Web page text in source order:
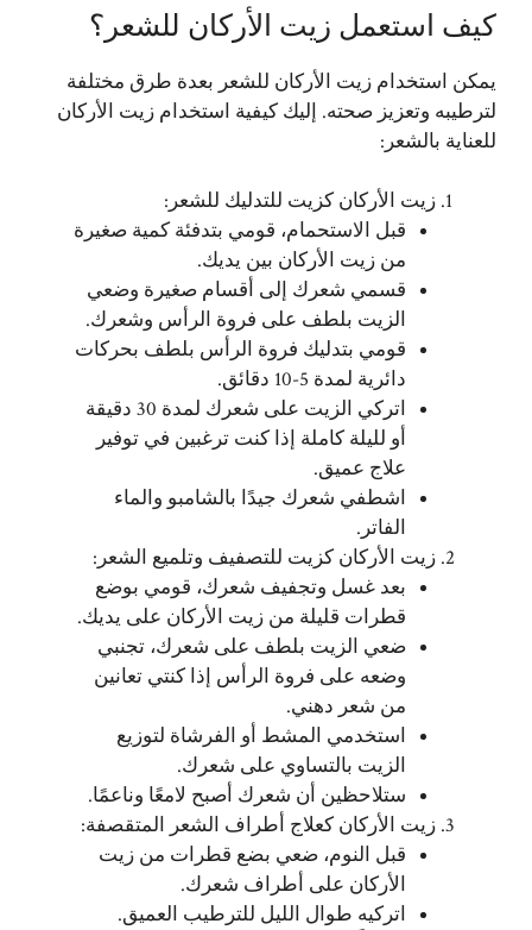
كيف استعمل زيت الأركان للشعر؟
يمكن استخدام زيت الأركان للشعر بعدة طرق مختلفة
لترطيبه وتعزيز صحته. إليك كيفية استخدام زيت الأركان
للعناية بالشعر:
زيت الأركان كزيت للتدليك للشعر:
قبل الاستحمام، قومي بتدفئة كمية صغيرة
من زيت الأركان بين يديك.
قسمي شعرك إلى أقسام صغيرة وضعي
الزيت بلطف على فروة الرأس وشعرك.
قومي بتدليك فروة الرأس بلطف بحركات
دائرية لمدة 5-10 دقائق.
اتركي الزيت على شعرك لمدة 30 دقيقة
أو لليلة كاملة إذا كنت ترغبين في توفير
علاج عميق.
اشطفي شعرك جيدًا بالشامبو والماء
الفاتر.
زيت الأركان كزيت للتصفيف وتلميع الشعر:
بعد غسل وتجفيف شعرك، قومي بوضع
قطرات قليلة من زيت الأركان على يديك.
ضعي الزيت بلطف على شعرك، تجنبي
وضعه على فروة الرأس إذا كنتي تعانين
من شعر دهني.
استخدمي المشط أو الفرشاة لتوزيع
الزيت بالتساوي على شعرك.
ستلاحظين أن شعرك أصبح لامعًا وناعمًا.
زيت الأركان كعلاج أطراف الشعر المتقصفة:
قبل النوم، ضعي بضع قطرات من زيت
الأركان على أطراف شعرك.
اتركيه طوال الليل للترطيب العميق.